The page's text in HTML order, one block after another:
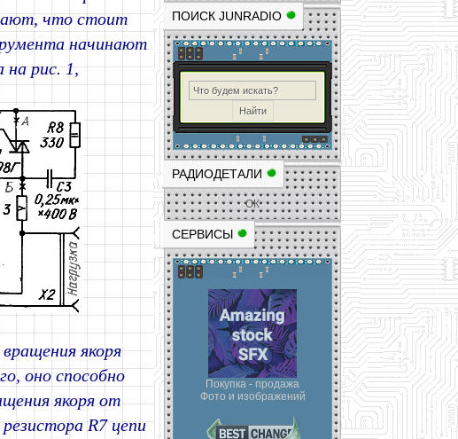
ПОИСК JUNRADIO
РАДИОДЕТАЛИ
ОК
СЕРВИСЫ
Покупка - продажа
Фото и изображений
что стоит
начинают
на рис. 1,
якоря
оно способно
якоря от
R7 цепи